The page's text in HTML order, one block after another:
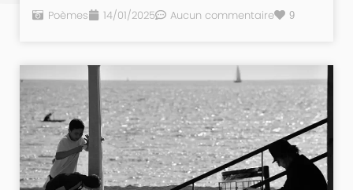
Poèmes 14/01/2025 Aucun commentaire 9